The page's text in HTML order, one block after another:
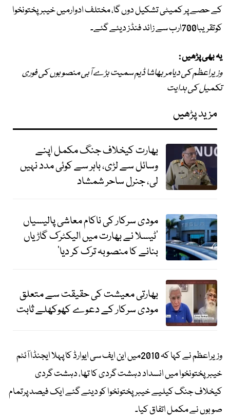
کے حصے پر کمیٹی تشکیل دوں گا، مختلف ادوارمیں خیبرپختونخوا
کوتقریبا700ارب سے زائد فنڈز دیئے گئے۔
یہ بھی پڑھیں :
وزیراعظم کی دیامر بھاشا ڈیم سمیت بڑے آبی منصوبوں کی فوری
تکمیل کی ہدایت
مزید پڑھیں
بھارت کیخلاف جنگ مکمل اپنے
وسائل سے لڑی، باہر سے کوئی مدد نہیں
لی، جنرل ساحر شمشاد
مودی سرکار کی ناکام معاشی پالیسیاں
’ٹیسلا نے بھارت میں الیکٹرک گاڑیاں
بنانے کا منصوبہ ترک کر دیا‘
بھارتی معیشت کی حقیقت سے متعلق
مودی سرکار کے دعوے کھوکھلے ثابت
وزیراعظم نے کہا کہ 2010میں این ایف سی ایوارڈ کا پہلا ایجنڈا آئٹم
خیبرپختونخوا میں انسداد دہشت گردی کا تھا، دہشت گردی
کیخلاف جنگ کیلیے خیبرپختونخوا کو دیئے گئے ایک فیصد پرتمام
صوبوں نے مکمل اتفاق کیا۔